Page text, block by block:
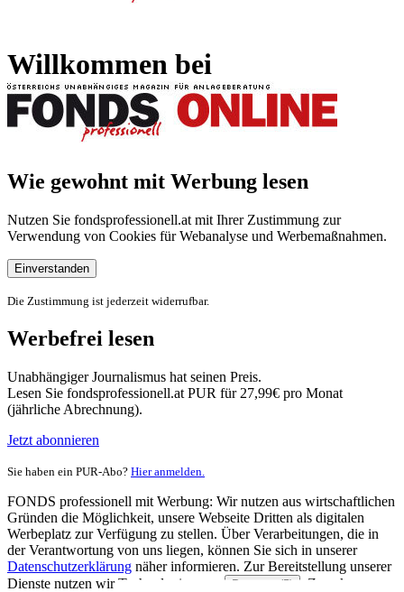
Willkommen bei
Wie gewohnt mit Werbung lesen
Nutzen Sie fondsprofessionell.at mit Ihrer Zustimmung zur
Verwendung von Cookies für Webanalyse und Werbemaßnahmen.
Einverstanden
Die Zustimmung ist jederzeit widerrufbar.
Werbefrei lesen
Unabhängiger Journalismus hat seinen Preis.
Lesen Sie fondsprofessionell.at PUR für 27,99€ pro Monat
(jährliche Abrechnung).
Jetzt abonnieren
Sie haben ein PUR-Abo? Hier anmelden.
FONDS professionell mit Werbung: Wir nutzen aus wirtschaftlichen
Gründen die Möglichkeit, unsere Webseite Dritten als digitalen
Werbeplatz zur Verfügung zu stellen. Über Verarbeitungen, die in
der Verantwortung von uns liegen, können Sie sich in unserer
Datenschutzerklärung näher informieren. Zur Bereitstellung unserer
Dienste nutzen wir Technologien von
Partnern (5)
. Zwecke: